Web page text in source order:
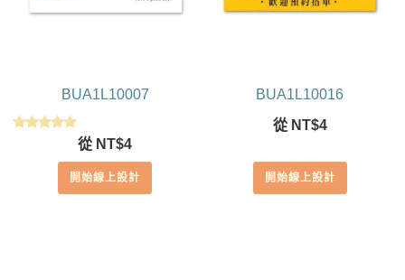
BUA1L10007
滿分 5
從 NT$4
開始線上設計
BUA1L10016
從 NT$4
開始線上設計